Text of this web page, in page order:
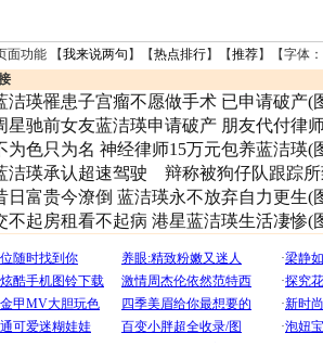
面功能 【我来说两句 】【热点排行】【推荐】【字体：
洁瑛罹患子宫瘤不愿做手术 已申请破产(
星驰前女友蓝洁瑛申请破产 朋友代付律
为色只为名 神经律师15万元包养蓝洁瑛(
洁瑛承认超速驾驶 辩称被狗仔队跟踪
日富贵今潦倒 蓝洁瑛永不放弃自力更生(
不起房租看不起病 港星蓝洁瑛生活凄惨(